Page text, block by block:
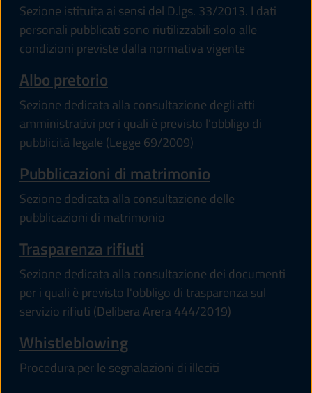
Sezione istituita ai sensi del D.lgs. 33/2013. I dati
personali pubblicati sono riutilizzabili solo alle
condizioni previste dalla normativa vigente
Albo pretorio
Sezione dedicata alla consultazione degli atti
amministrativi per i quali è previsto l'obbligo di
pubblicità legale (Legge 69/2009)
Pubblicazioni di matrimonio
Sezione dedicata alla consultazione delle
pubblicazioni di matrimonio
Trasparenza rifiuti
Sezione dedicata alla consultazione dei documenti
per i quali è previsto l'obbligo di trasparenza sul
servizio rifiuti (Delibera Arera 444/2019)
Whistleblowing
Procedura per le segnalazioni di illeciti